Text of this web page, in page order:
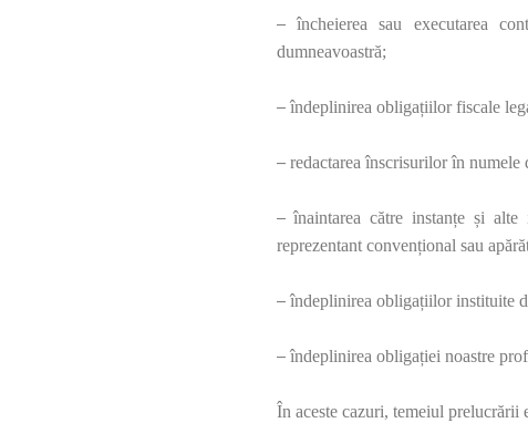
–încheierea sau executarea
dumneavoastră;
–îndeplinirea obligațiilor fiscale
– redactarea înscrisurilor în
–înaintarea către instanțe și
reprezentant convențional sau
–îndeplinirea obligațiilor instituite
–îndeplinirea obligației noastre
În aceste cazuri, temeiul prelucrării